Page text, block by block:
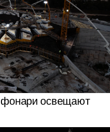
освещают